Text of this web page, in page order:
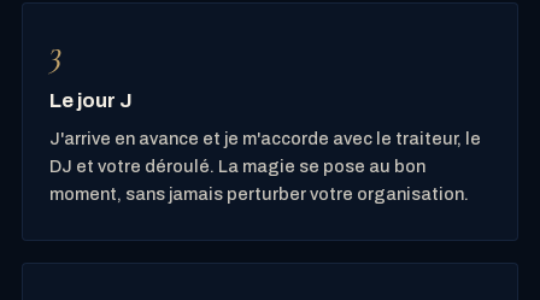
Le jour J
J'arrive en avance et je m'accorde avec le traiteur, le
DJ et votre déroulé. La magie se pose au bon
moment, sans jamais perturber votre organisation.